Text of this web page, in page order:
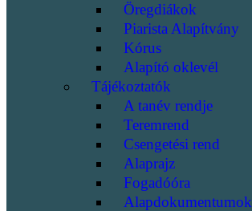
Öregdiákok
Piarista Alapítvány
Kórus
Alapító oklevél
Tájékoztatók
A tanév rendje
Teremrend
Csengetési rend
Alaprajz
Fogadóóra
Alapdokumentumok